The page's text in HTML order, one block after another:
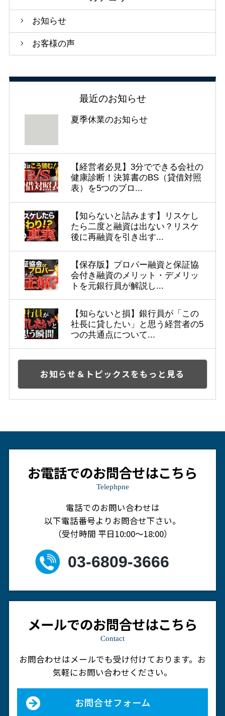
お知らせ
お客様の声
最近のお知らせ
夏季休業のお知らせ
【経営者必見】3分でできる会社の
健康診断！決算書のBS（貸借対照
表）を5つのブロ...
【知らないと詰みます】リスケし
たら二度と融資は出ない？リスケ
後に再融資を引き出す...
【保存版】プロパー融資と保証協
会付き融資のメリット・デメリッ
トを元銀行員が解説し...
【知らないと損】銀行員が「この
社長に貸したい」と思う経営者の5
つの共通点について...
お知らせ＆トピックスをもっと見る
お電話でのお問合せはこちら
Telephpne
電話でのお問い合わせは
以下電話番号よりお問合せ下さい。
（受付時間 平日10:00～18:00）
03-6809-3666
メールでのお問合せはこちら
Contact
お問合わせはメールでも受け付けております。 お
気軽にお問い合わせください。
お問合せフォーム